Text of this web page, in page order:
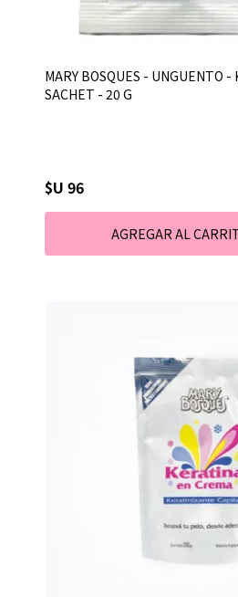
MARY BOSQUES - UNGUENTO
SACHET - 20 G
$U 96